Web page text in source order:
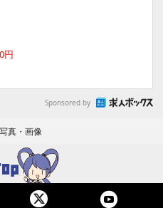
円
Sponsored by
写真・画像